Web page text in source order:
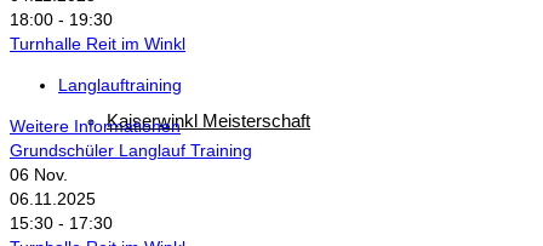
Kaiserwinkl Meisterschaft
18:00 - 19:30
Turnhalle Reit im Winkl
Langlauftraining
Weitere Informationen
Grundschüler Langlauf Training
06 Nov.
06.11.2025
15:30 - 17:30